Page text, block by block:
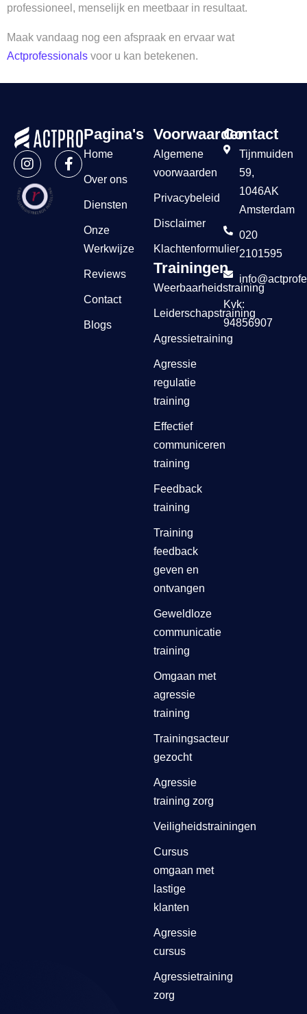
professioneel, menselijk en meetbaar in resultaat.
Maak vandaag nog een afspraak en ervaar wat
Actprofessionals voor u kan betekenen.
Pagina's
Home
Over ons
Diensten
Onze
Werkwijze
Reviews
Contact
Blogs
Voorwaarden
Algemene
voorwaarden
Privacybeleid
Disclaimer
Klachtenformulier
Trainingen
Weerbaarheidstraining
Leiderschapstraining
Agressietraining
Agressie
regulatie
training
Effectief
communiceren
training
Feedback
training
Training
feedback
geven en
ontvangen
Geweldloze
communicatie
training
Omgaan met
agressie
training
Trainingsacteur
gezocht
Agressie
training zorg
Veiligheidstrainingen
Cursus
omgaan met
lastige
klanten
Agressie
cursus
Agressietraining
zorg
Contact
Tijnmuiden
59,
1046AK
Amsterdam
020
2101595
Kvk:
94856907